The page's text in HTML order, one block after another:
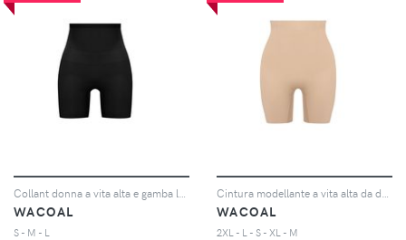
WACOAL
S - M - L
WACOAL
2XL - L - S - XL - M